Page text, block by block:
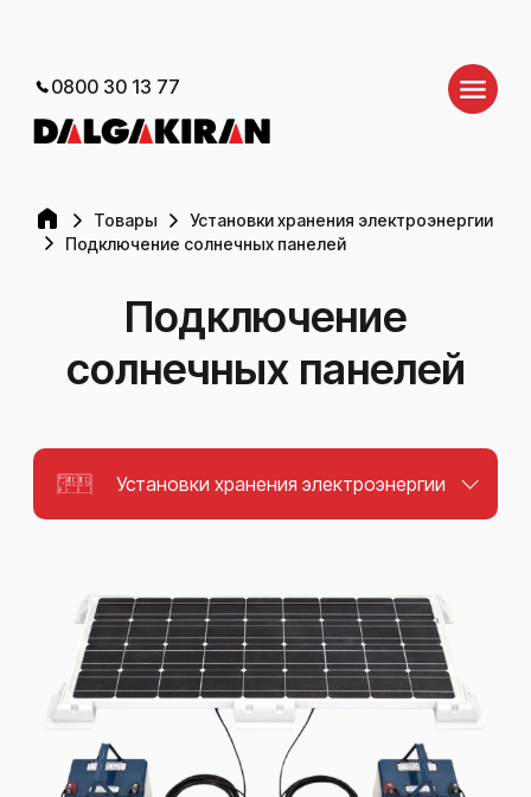
0800 30 13 77
Товары
Установки хранения электроэнергии
Подключение солнечных панелей
Подключение
солнечных панелей
Установки хранения электроэнергии